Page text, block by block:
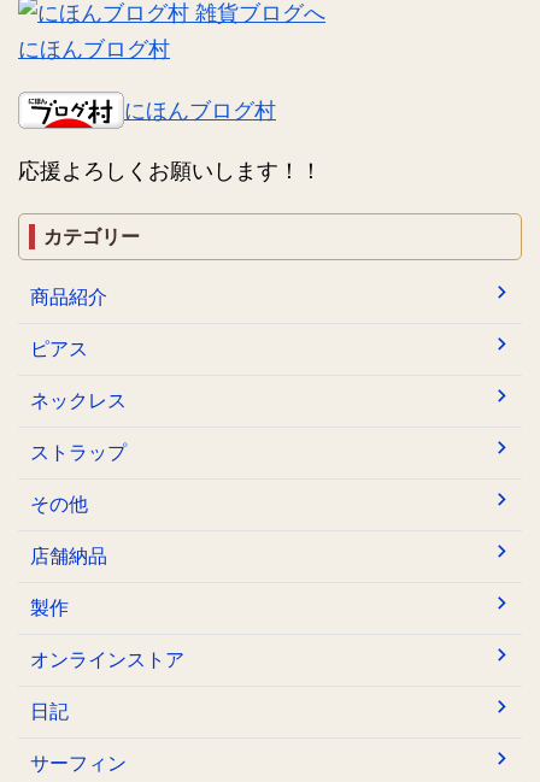
にほんブログ村
にほんブログ村
応援よろしくお願いします！！
カテゴリー
商品紹介
ピアス
ネックレス
ストラップ
その他
店舗納品
製作
オンラインストア
日記
サーフィン